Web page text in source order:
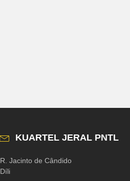
KUARTEL JERAL PNTL
R. Jacinto de Cândido
Díli